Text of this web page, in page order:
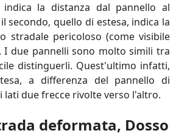
la distanza dal pannello al
secondo, quello di estesa, indica la
stradale pericoloso (come visibile
I due pannelli sono molto simili tra
distinguerli. Quest'ultimo infatti,
a differenza del pannello di
lati due frecce rivolte verso l'altro.
deformata, Dosso